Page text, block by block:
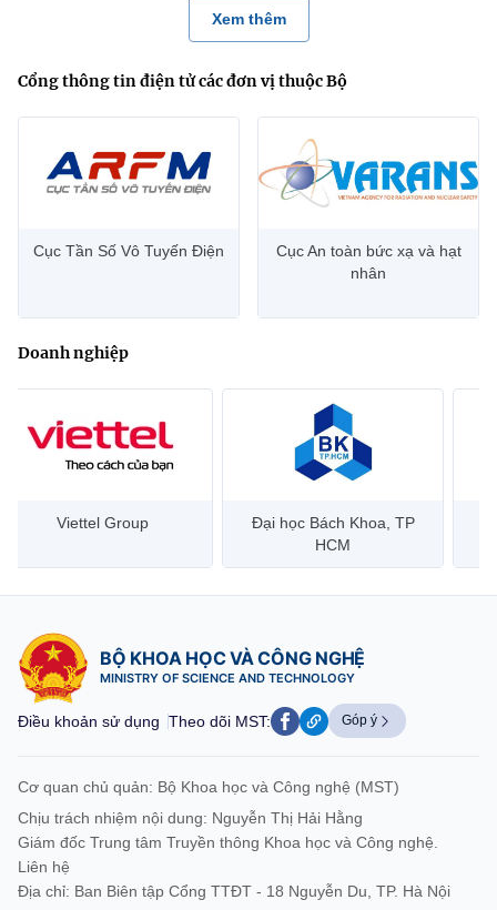
Xem thêm
Cổng thông tin điện tử các đơn vị thuộc Bộ
Cục Tần Số Vô Tuyến Điện
Cục An toàn bức xạ và hạt
nhân
Doanh nghiệp
Đại học Bách Khoa, TP
Bưu điện Việt Nam –
Vietnam Post
BỘ KHOA HỌC VÀ CÔNG NGHỆ
MINISTRY OF SCIENCE AND TECHNOLOGY
Điều khoản sử dụng Theo dõi MST: Góp ý
Cơ quan chủ quản: Bộ Khoa học và Công nghệ (MST)
Chịu trách nhiệm nội dung: Nguyễn Thị Hải Hằng
Giám đốc Trung tâm Truyền thông Khoa học và Công nghệ.
Liên hệ
Địa chỉ: Ban Biên tập Cổng TTĐT - 18 Nguyễn Du, TP. Hà Nội